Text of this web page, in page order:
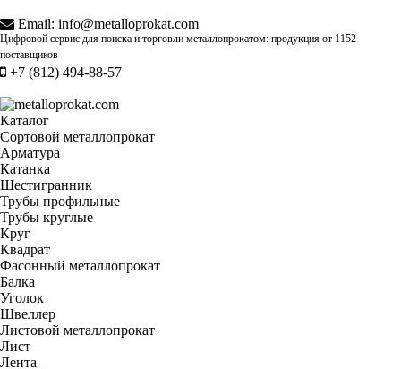
Email: info@metalloprokat.com
Цифровой сервис для поиска и торговли металлопрокатом: продукция от 1152
поставщиков
+7 (812) 494-88-57
Каталог
Сортовой металлопрокат
Арматура
Катанка
Шестигранник
Трубы профильные
Трубы круглые
Круг
Квадрат
Фасонный металлопрокат
Балка
Уголок
Швеллер
Листовой металлопрокат
Лист
Лента